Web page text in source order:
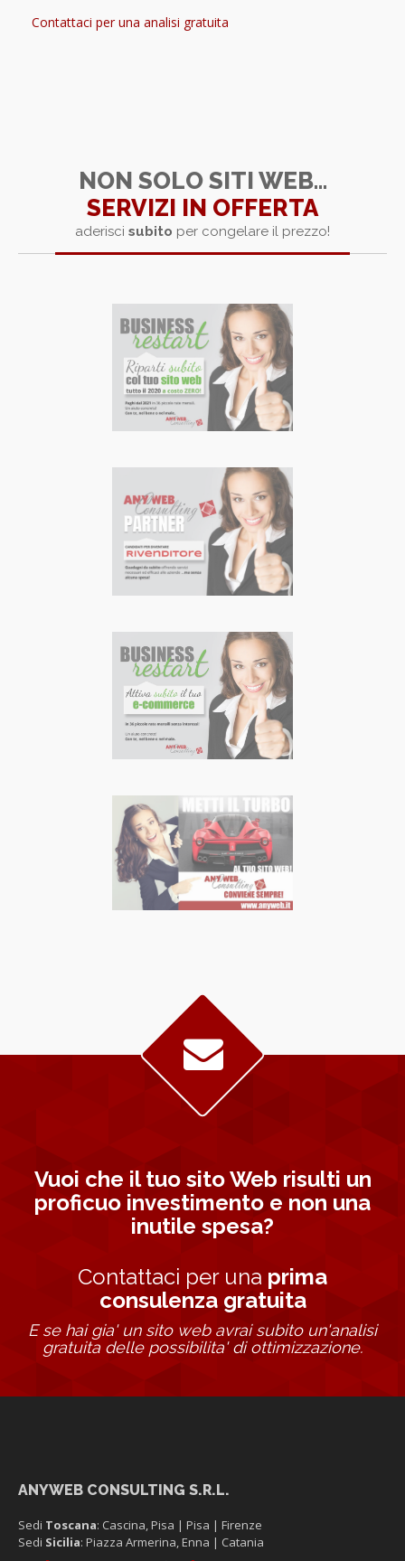
Contattaci per una analisi gratuita
NON SOLO SITI WEB...
SERVIZI IN OFFERTA
aderisci subito per congelare il prezzo!
Vuoi che il tuo sito Web risulti un
proficuo investimento e non una
inutile spesa?
Contattaci per una
prima consulenza gratuita
prima consulenza gratuita
E se hai gia' un sito web avrai subito un'analisi
gratuita delle possibilita' di ottimizzazione.
ANYWEB CONSULTING S.R.L.
Sedi Toscana: Cascina, Pisa | Pisa | Firenze
Sedi Sicilia: Piazza Armerina, Enna | Catania